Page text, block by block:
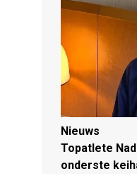
Nieuws
Topatlete
onderste